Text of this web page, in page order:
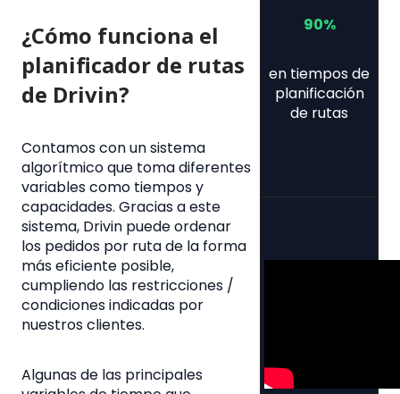
90%
en tiempos de
planificación
de rutas
¿Cómo funciona el
planificador de rutas
de Drivin?
Contamos con un sistema
algorítmico que toma diferentes
variables como tiempos y
capacidades. Gracias a este
sistema, Drivin puede ordenar
los pedidos por ruta de la forma
más eficiente posible,
cumpliendo las restricciones /
condiciones indicadas por
nuestros clientes.
Algunas de las principales